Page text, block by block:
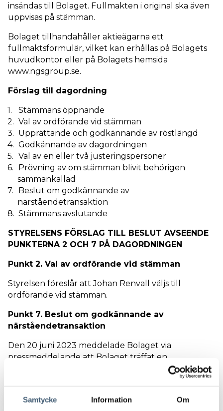
Samtycke Information Om
insändas till Bolaget. Fullmakten i original ska även
uppvisas på stämman.
Bolaget tillhandahåller aktieägarna ett
fullmaktsformulär, vilket kan erhållas på Bolagets
huvudkontor eller på Bolagets hemsida
www.ngsgroup.se.
Förslag till dagordning
Stämmans öppnande
Val av ordförande vid stämman
Upprättande och godkännande av röstlängd
Godkännande av dagordningen
Val av en eller två justeringspersoner
Prövning av om stämman blivit behörigen
sammankallad
Beslut om godkännande av
närståendetransaktion
Stämmans avslutande
STYRELSENS FÖRSLAG TILL BESLUT AVSEENDE
PUNKTERNA 2 OCH 7 PÅ DAGORDNINGEN
Punkt 2. Val av ordförande vid stämman
Styrelsen föreslår att Johan Renvall väljs till
ordförande vid stämman.
Punkt 7. Beslut om godkännande av
närståendetransaktion
Den 20 juni 2023 meddelade Bolaget via
pressmeddelande att Bolaget träffat en
överenskommelse med Nordea om att påbörja
fakturaförsäljning och samtidigt minska befintlig
finansieringskostnaden av sitt rörelsekapitalbehov.